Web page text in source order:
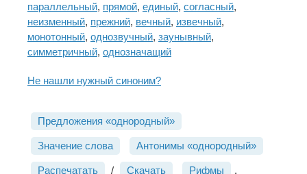
параллельный, прямой, единый, согласный,
неизменный, прежний, вечный, извечный,
монотонный, однозвучный, заунывный,
симметричный, однозначащий
Не нашли нужный синоним?
Предложения «однородный»
Значение слова Антонимы «однородный»
Распечатать / Скачать Рифмы .